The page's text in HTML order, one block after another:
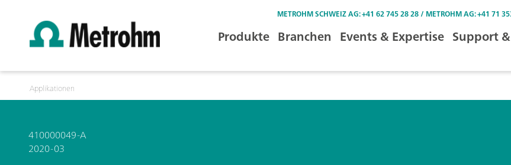
METROHM SCHWEIZ AG: +41 62 745 28 28 / METROHM AG: +41 71
Produkte Branchen Events & Expertise Support
Applikationen
410000049-A
2020-03